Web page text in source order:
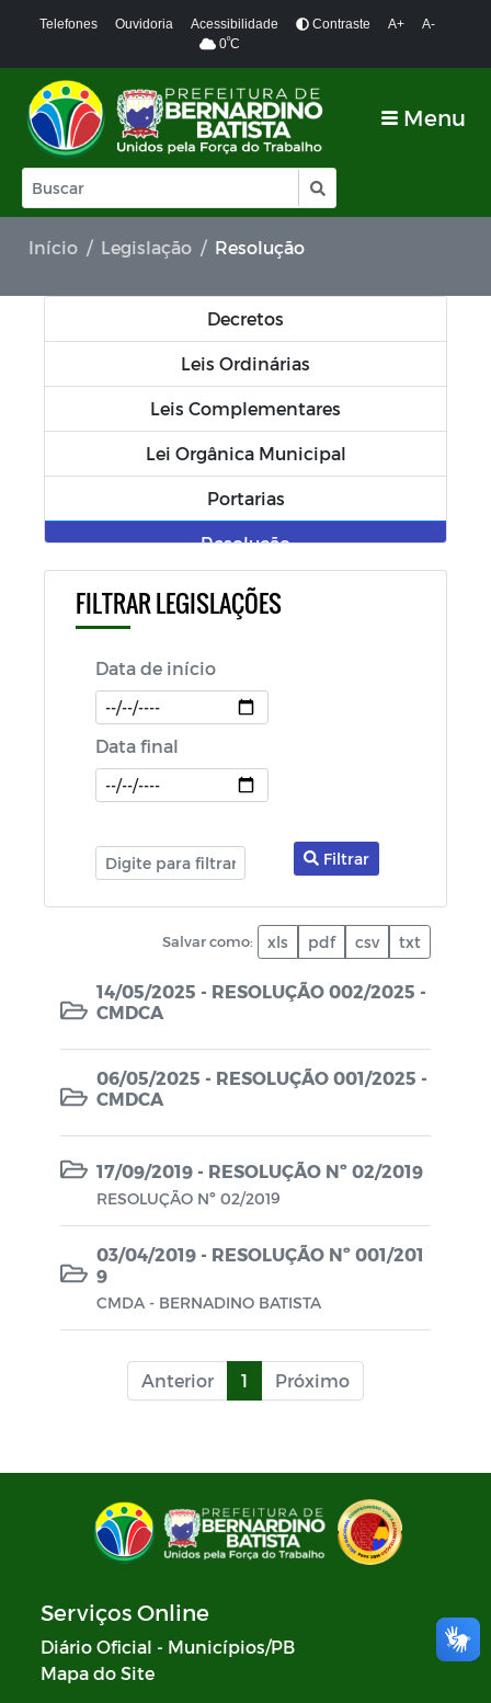
Telefones Ouvidoria Acessibilidade Contraste A+
A-
0ºC
Menu
Início Legislação Resolução
Decretos
Leis Ordinárias
Leis Complementares
Lei Orgânica Municipal
Portarias
Resolução
Projetos de Leis
Decretos - Covid -19
Prestação de Contas - PCA
Orçamentária - RREO
Relatório de Gestão Fiscal - RGF
Plano Plurianual - PPA
Lei Orçamentária Anual - LOA
Quadro Detalhado da Despesa - QDD
FILTRAR LEGISLAÇÕES
Data de início
Data final
Filtrar
Salvar como: xls pdf csv txt
14/05/2025 - RESOLUÇÃO 002/2025 -
CMDCA
06/05/2025 - RESOLUÇÃO 001/2025 -
CMDCA
17/09/2019 - RESOLUÇÃO Nº 02/2019
RESOLUÇÃO Nº 02/2019
03/04/2019 - RESOLUÇÃO Nº 001/201
9
CMDA - BERNADINO BATISTA
Anterior 1 Próximo
Serviços Online
Diário Oficial - Municípios/PB
Mapa do Site